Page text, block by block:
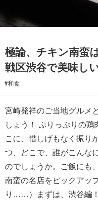
極論、チキン南蛮
戦区渋谷で美味し
#和食
宮崎発祥のご当地グルメ
しょう！ ぷりっぷりの
こに、惜しげもなく振り
つ、どこで、誰がこんな
のでしょうか。ご飯にも
南蛮の名店をピックアッ
り……）まずは、渋谷編！